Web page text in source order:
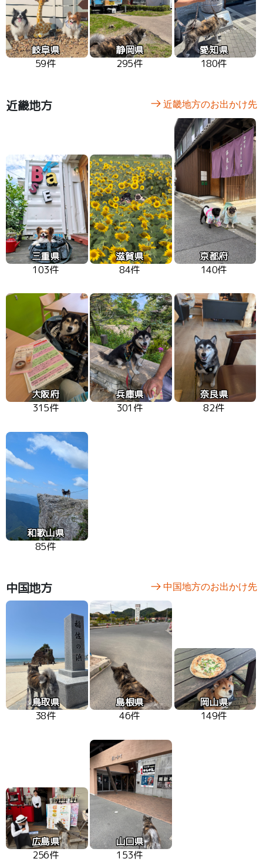
岐阜県
59件
静岡県
295件
愛知県
180件
近畿地方 近畿地方のお出かけ先
三重県
103件
滋賀県
84件
京都府
140件
大阪府
315件
兵庫県
301件
奈良県
82件
和歌山県
85件
中国地方 中国地方のお出かけ先
鳥取県
38件
島根県
46件
岡山県
149件
広島県
256件
山口県
153件